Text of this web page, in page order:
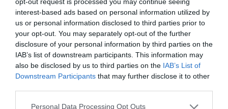
interest-based ads based on personal information utilized by
us or personal information disclosed to third parties prior to
your opt-out. You may separately opt-out of the further
disclosure of your personal information by third parties on the
IAB’s list of downstream participants. This information may
also be disclosed by us to third parties on the IAB’s List of
Downstream Participants that may further disclose it to other
Personal Data Processing Opt Outs
pero no es aburrida, no defrauda y es capaz de llenar de
sabor nuestro trabajo.
Una comprensión profunda y un pensamiento
disciplinado son imprescindibles para ejercer la
profesión, y las dos culturas, que se vienen en llamar de